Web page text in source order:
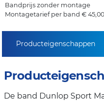
Bandprijs zonder montage
Montagetarief per band € 45,00
Producteigenschappen
De band Dunlop Sport